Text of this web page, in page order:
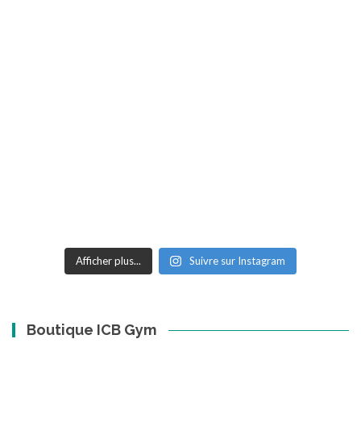
Afficher plus... Suivre sur Instagram
Boutique ICB Gym